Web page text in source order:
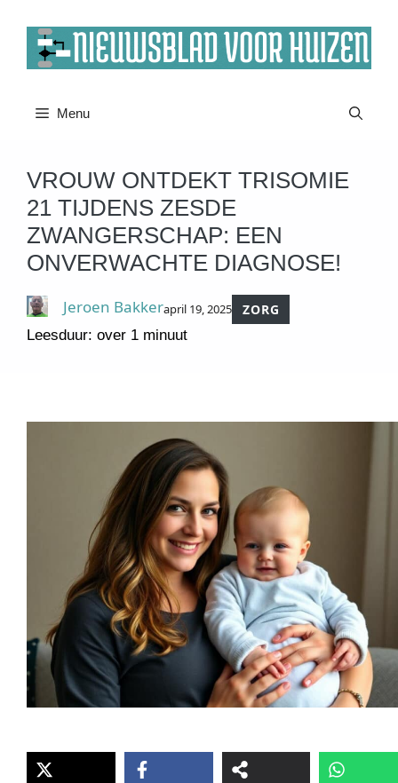
naar
Menu
VROUW ONTDEKT TRISOMIE
21 TIJDENS ZESDE
ZWANGERSCHAP: EEN
ONVERWACHTE DIAGNOSE!
Jeroen Bakkerapril 19, 2025
ZORG
Leesduur: over 1 minuut